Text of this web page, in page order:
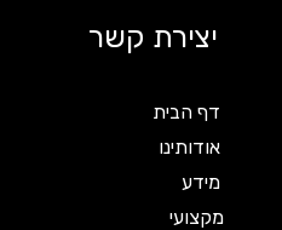
יצירת קשר
דף הבית
אודותינו
מקצועי